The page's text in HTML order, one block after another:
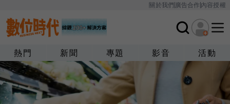
關於我們廣告合作內容授權
熱門 新聞 專題 影音 活動